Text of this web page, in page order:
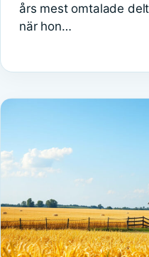
års mest omtalade
när hon…